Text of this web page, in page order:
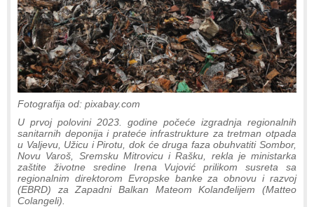
Fotografija od: pixabay.com
U prvoj polovini 2023. godine počeće izgradnja regionalnih
sanitarnih deponija i prateće infrastrukture za tretman otpada
u Valjevu, Užicu i Pirotu, dok će druga faza obuhvatiti Sombor,
Novu Varoš, Sremsku Mitrovicu i Rašku, rekla je ministarka
zaštite životne sredine Irena Vujović prilikom susreta sa
regionalnim direktorom Evropske banke za obnovu i razvoj
(EBRD) za Zapadni Balkan Mateom Kolanđelijem (Matteo
Colangeli).